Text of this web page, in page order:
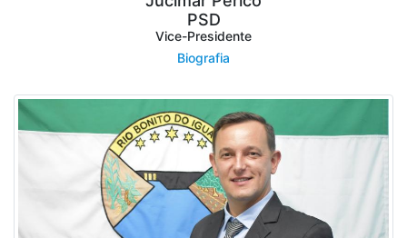
PSD
Vice-Presidente
Biografia